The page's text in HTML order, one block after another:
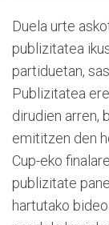
Duela urte
publizitatea
partiduetan,
Publizitatea
dirudien arren,
emititzen den
Cup-eko
publizitate
hartutako